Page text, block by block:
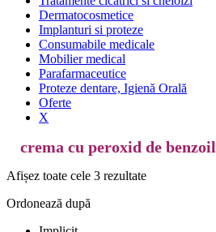
Dermatocosmetice
Implanturi si proteze
Consumabile medicale
Mobilier medical
Parafarmaceutice
Proteze dentare, Igienă Orală
Oferte
X
crema cu peroxid de benzoil
Afișez toate cele 3 rezultate
Ordonează după